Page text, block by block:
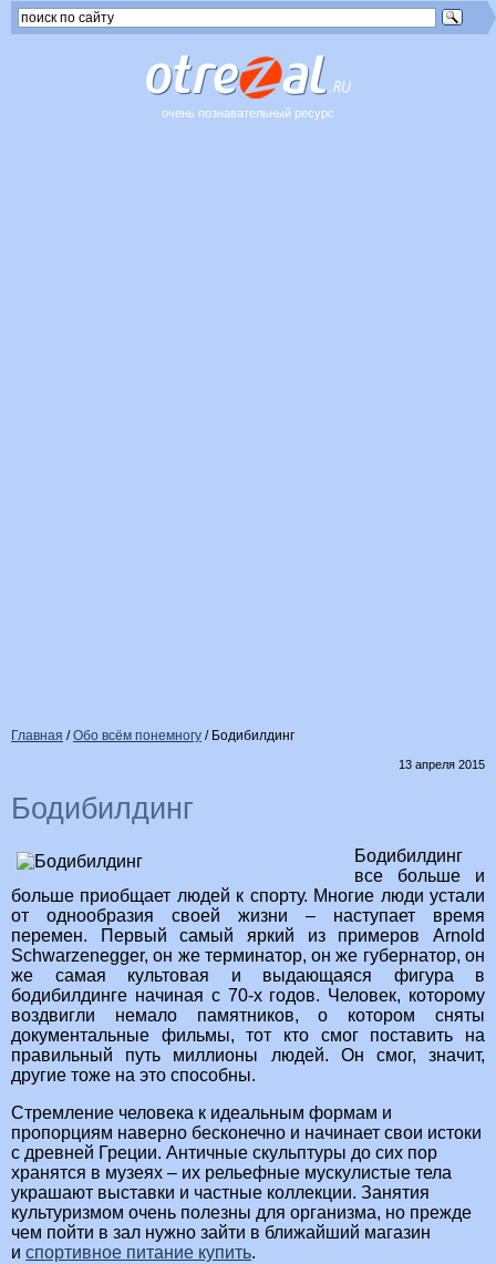
очень познавательный ресурс
Главная /Обо всём понемногу / Бодибилдинг
13 апреля 2015
Бодибилдинг
Бодибилдинг
все больше и
больше приобщает людей к спорту. Многие люди устали
от однообразия своей жизни – наступает время
перемен. Первый самый яркий из примеров Arnold
Schwarzenegger, он же терминатор, он же губернатор, он
же самая культовая и выдающаяся фигура в
бодибилдинге начиная с 70-х годов. Человек, которому
воздвигли немало памятников, о котором сняты
документальные фильмы, тот кто смог поставить на
правильный путь миллионы людей. Он смог, значит,
другие тоже на это способны.
Стремление человека к идеальным формам и
пропорциям наверно бесконечно и начинает свои истоки
с древней Греции. Античные скульптуры до сих пор
хранятся в музеях – их рельефные мускулистые тела
украшают выставки и частные коллекции. Занятия
культуризмом очень полезны для организма, но прежде
чем пойти в зал нужно зайти в ближайший магазин
и спортивное питание купить.